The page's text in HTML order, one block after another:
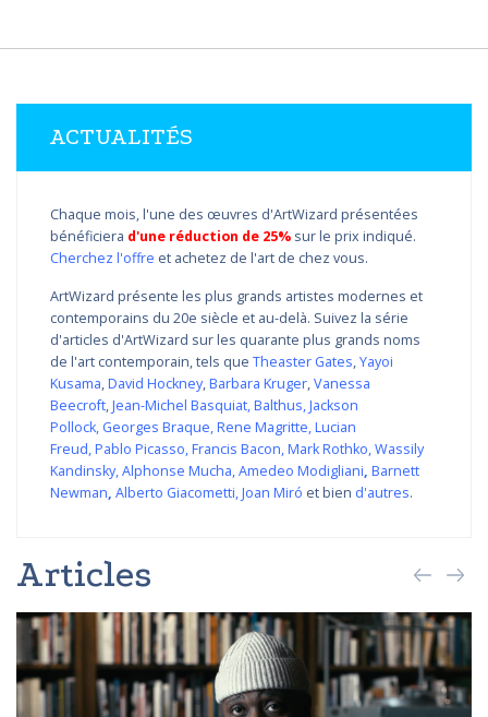
ACTUALITÉS
Chaque mois, l'une des œuvres d'ArtWizard présentées
bénéficiera d'une réduction de 25% sur le prix indiqué.
Cherchez l'offre et achetez de l'art de chez vous.
ArtWizard présente les plus grands artistes modernes et
contemporains du 20e siècle et au-delà. Suivez la série
d'articles d'ArtWizard sur les quarante plus grands noms
de l'art contemporain, tels que Theaster Gates,Yayoi
Kusama,David Hockney,Barbara Kruger,Vanessa
Beecroft,Jean-Michel Basquiat,Balthus,Jackson
Pollock, Georges Braque,Rene Magritte,Lucian
Freud,Pablo Picasso,Francis Bacon,Mark Rothko,Wassily
Kandinsky,Alphonse Mucha,Amedeo Modigliani, Barnett
Newman, Alberto Giacometti,Joan Miró et bien d'autres.
Articles